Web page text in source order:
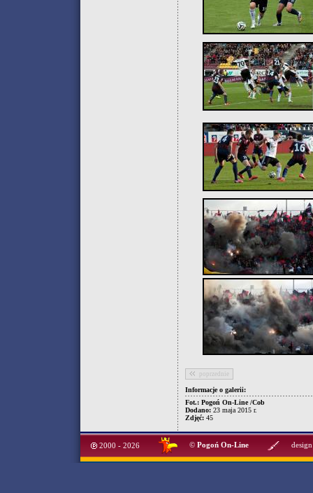
poprzednie
Informacje o galerii:
Fot.: Pogoń On-Line /Cob
Dodano: 23 maja 2015 r.
Zdjęć: 45
2000 - 2026 © Pogoń On-Line